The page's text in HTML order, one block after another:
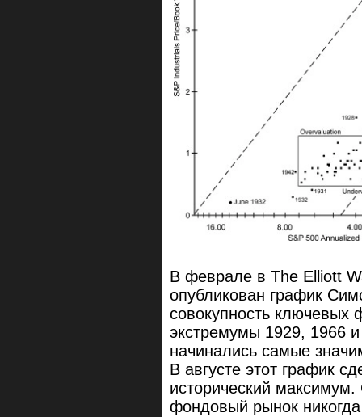
В феврале в The Elliott
опубликован график
совокупность ключевых
экстремумы 1929, 1966
начинались самые
В августе этот график
исторический
фондовый рынок